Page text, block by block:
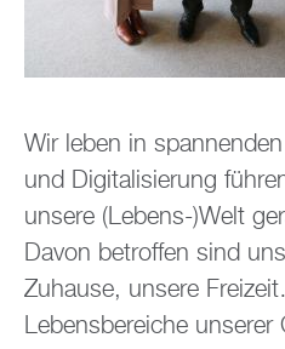
Wir leben in
und Digitalisierung
unsere (Lebens-)Welt
Davon betroffen sind
Zuhause, unsere
Lebensbereiche unserer